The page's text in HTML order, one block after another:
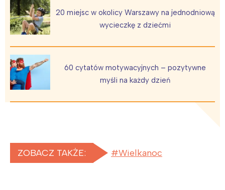
20 miejsc w okolicy Warszawy na jednodniową
wycieczkę z dziećmi
60 cytatów motywacyjnych – pozytywne
myśli na każdy dzień
ZOBACZ TAKŻE: Wielkanoc